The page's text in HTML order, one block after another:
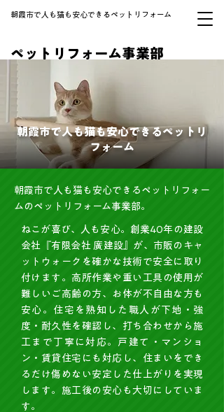
朝霞市で人も猫も安心できるペットリフォーム
ペットリフォーム事業部
朝霞市で人も猫も安心できるペットリ
フォーム
朝霞市で人も猫も安心できるペットリフォー
ムのペットリフォーム事業部。
ねこが喜び、人も安心。創業40年の建設
会社『有限会社 廣建設』が、市販のキャ
ットウォークを確かな技術で安全に取り
付けます。高所作業や重い工具の使用が
難しいご高齢の方、お体が不自由な方も
安心。住宅を熟知した職人が下地・強
度・耐久性を確認し、打ち合わせから施
工まで丁寧に対応。戸建て・マンショ
ン・賃貸住宅にも対応し、住まいをでき
るだけ傷めない安定した仕上がりを実現
します。施工後の安心も大切にしていま
す。